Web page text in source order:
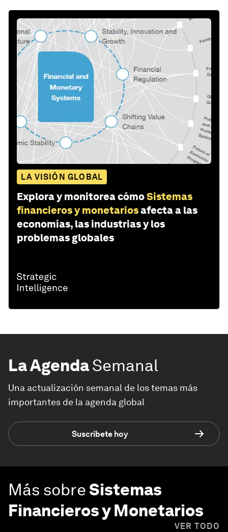
LA VISIÓN GLOBAL
Explora y monitorea cómoSistemas
financieros y monetariosafecta a las
economías, las industrias y los
problemas globales
La AgendaSemanal
Una actualización semanal de los temas más
importantes de la agenda global
Suscríbete hoy
Más sobreSistemas
Financieros y Monetarios
VER TODO